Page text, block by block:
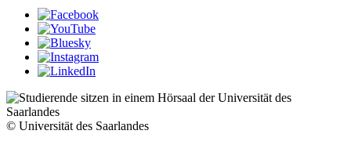
© Universität des Saarlandes